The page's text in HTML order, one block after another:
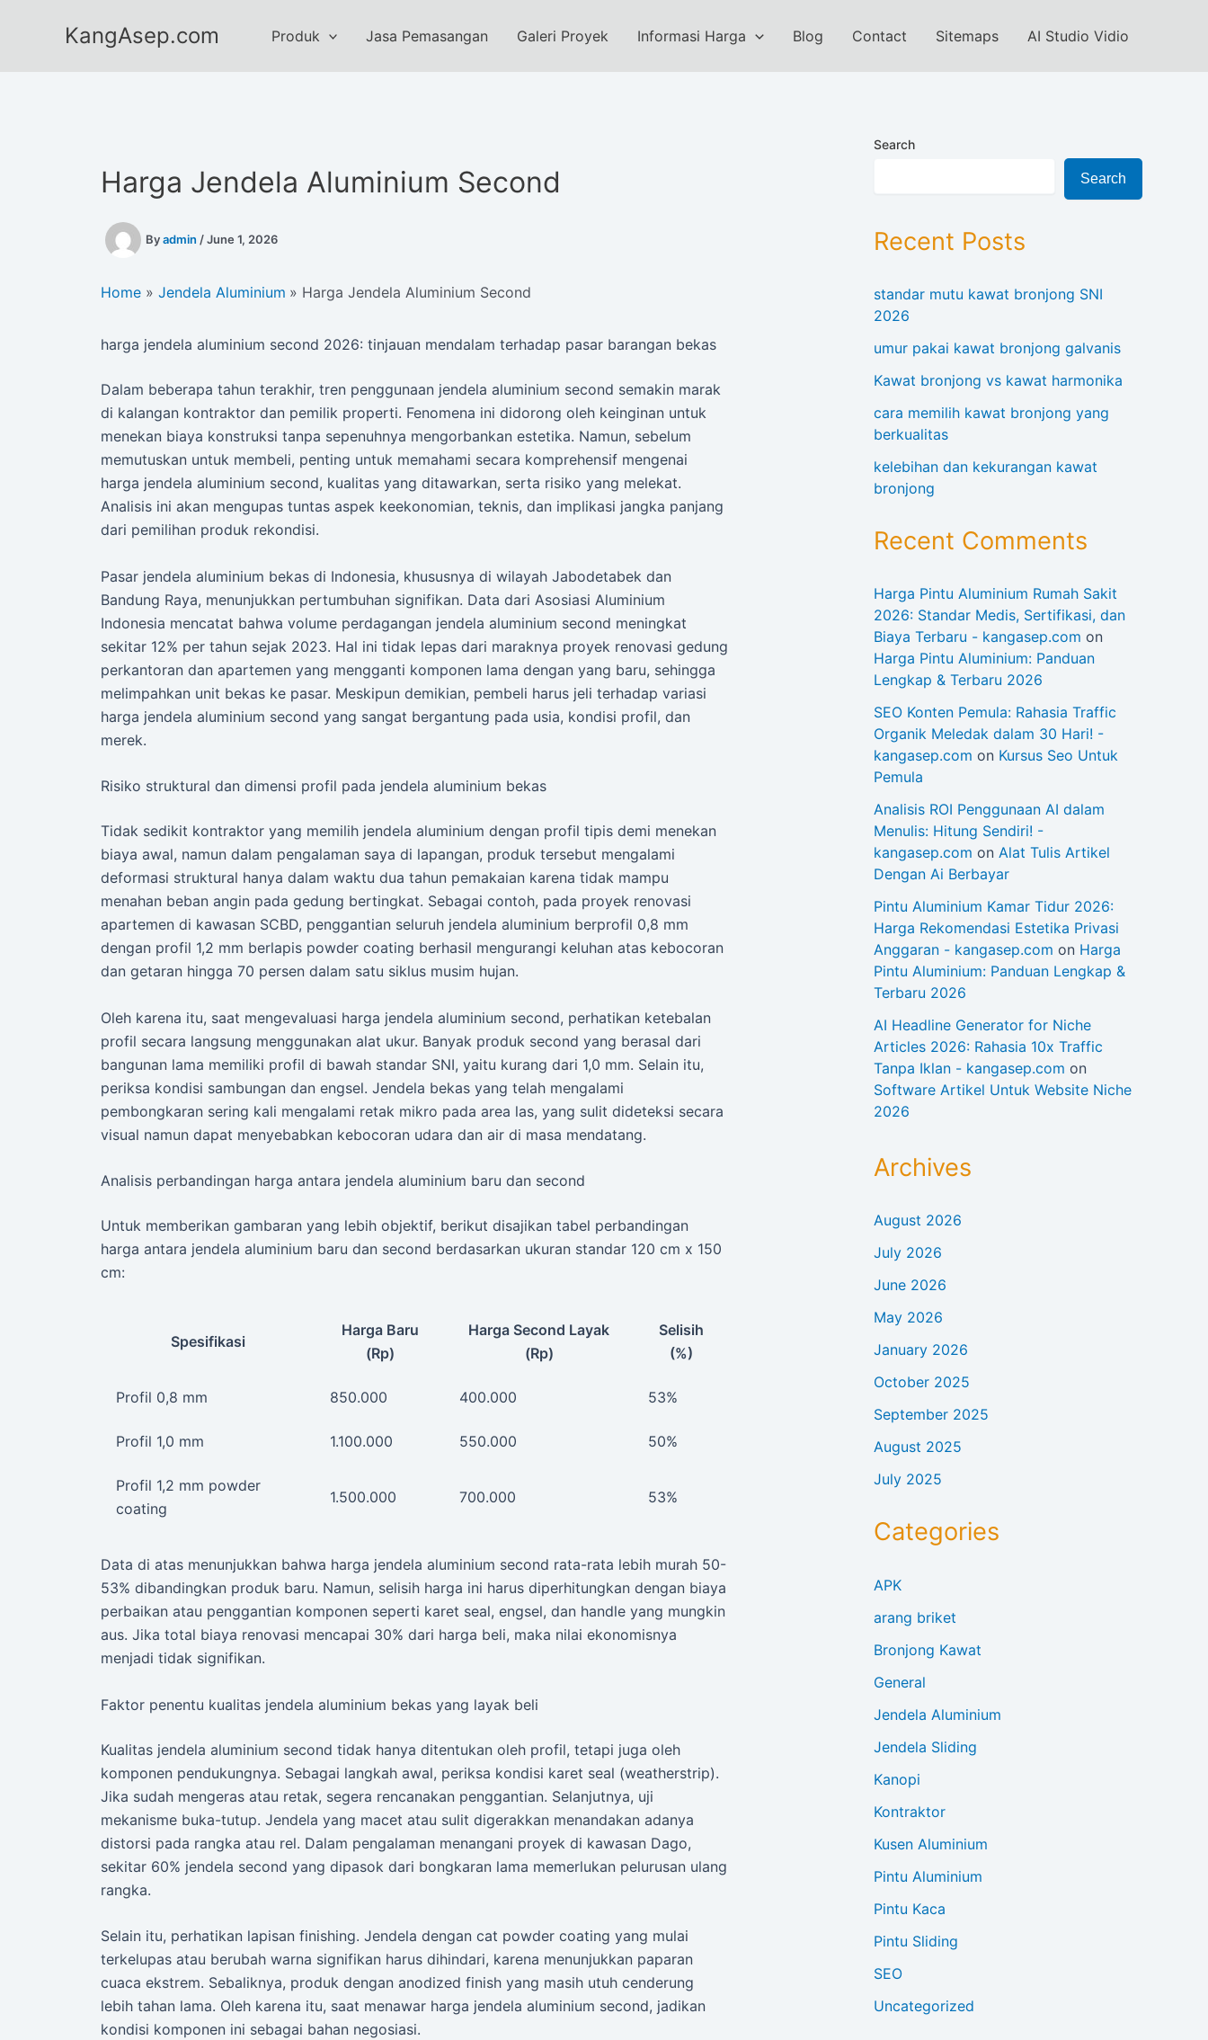
KangAsep.com Produk Jasa Pemasangan Galeri Proyek Informasi Harga Blog Contact Sitemaps AI Studio Vidio
Harga Jendela Aluminium Second
Byadmin /June 1, 2026
Home Jendela Aluminium Harga Jendela Aluminium Second
harga jendela aluminium second 2026: tinjauan mendalam terhadap pasar barangan bekas
Dalam beberapa tahun terakhir, tren penggunaan jendela aluminium second semakin marak
di kalangan kontraktor dan pemilik properti. Fenomena ini didorong oleh keinginan untuk
menekan biaya konstruksi tanpa sepenuhnya mengorbankan estetika. Namun, sebelum
memutuskan untuk membeli, penting untuk memahami secara komprehensif mengenai
harga jendela aluminium second, kualitas yang ditawarkan, serta risiko yang melekat.
Analisis ini akan mengupas tuntas aspek keekonomian, teknis, dan implikasi jangka panjang
dari pemilihan produk rekondisi.
Pasar jendela aluminium bekas di Indonesia, khususnya di wilayah Jabodetabek dan
Bandung Raya, menunjukkan pertumbuhan signifikan. Data dari Asosiasi Aluminium
Indonesia mencatat bahwa volume perdagangan jendela aluminium second meningkat
sekitar 12% per tahun sejak 2023. Hal ini tidak lepas dari maraknya proyek renovasi gedung
perkantoran dan apartemen yang mengganti komponen lama dengan yang baru, sehingga
melimpahkan unit bekas ke pasar. Meskipun demikian, pembeli harus jeli terhadap variasi
harga jendela aluminium second yang sangat bergantung pada usia, kondisi profil, dan
merek.
Risiko struktural dan dimensi profil pada jendela aluminium bekas
Tidak sedikit kontraktor yang memilih jendela aluminium dengan profil tipis demi menekan
biaya awal, namun dalam pengalaman saya di lapangan, produk tersebut mengalami
deformasi struktural hanya dalam waktu dua tahun pemakaian karena tidak mampu
menahan beban angin pada gedung bertingkat. Sebagai contoh, pada proyek renovasi
apartemen di kawasan SCBD, penggantian seluruh jendela aluminium berprofil 0,8 mm
dengan profil 1,2 mm berlapis powder coating berhasil mengurangi keluhan atas kebocoran
dan getaran hingga 70 persen dalam satu siklus musim hujan.
Oleh karena itu, saat mengevaluasi harga jendela aluminium second, perhatikan ketebalan
profil secara langsung menggunakan alat ukur. Banyak produk second yang berasal dari
bangunan lama memiliki profil di bawah standar SNI, yaitu kurang dari 1,0 mm. Selain itu,
periksa kondisi sambungan dan engsel. Jendela bekas yang telah mengalami
pembongkaran sering kali mengalami retak mikro pada area las, yang sulit dideteksi secara
visual namun dapat menyebabkan kebocoran udara dan air di masa mendatang.
Analisis perbandingan harga antara jendela aluminium baru dan second
Untuk memberikan gambaran yang lebih objektif, berikut disajikan tabel perbandingan
harga antara jendela aluminium baru dan second berdasarkan ukuran standar 120 cm x 150
cm:
Spesifikasi
Harga Baru
(Rp)
Harga Second Layak
(Rp)
Selisih
(%)
Profil 0,8 mm 850.000 400.000 53%
Profil 1,0 mm 1.100.000 550.000 50%
Profil 1,2 mm powder
coating
1.500.000 700.000 53%
Data di atas menunjukkan bahwa harga jendela aluminium second rata-rata lebih murah 50-
53% dibandingkan produk baru. Namun, selisih harga ini harus diperhitungkan dengan biaya
perbaikan atau penggantian komponen seperti karet seal, engsel, dan handle yang mungkin
aus. Jika total biaya renovasi mencapai 30% dari harga beli, maka nilai ekonomisnya
menjadi tidak signifikan.
Faktor penentu kualitas jendela aluminium bekas yang layak beli
Kualitas jendela aluminium second tidak hanya ditentukan oleh profil, tetapi juga oleh
komponen pendukungnya. Sebagai langkah awal, periksa kondisi karet seal (weatherstrip).
Jika sudah mengeras atau retak, segera rencanakan penggantian. Selanjutnya, uji
mekanisme buka-tutup. Jendela yang macet atau sulit digerakkan menandakan adanya
distorsi pada rangka atau rel. Dalam pengalaman menangani proyek di kawasan Dago,
sekitar 60% jendela second yang dipasok dari bongkaran lama memerlukan pelurusan ulang
rangka.
Selain itu, perhatikan lapisan finishing. Jendela dengan cat powder coating yang mulai
terkelupas atau berubah warna signifikan harus dihindari, karena menunjukkan paparan
cuaca ekstrem. Sebaliknya, produk dengan anodized finish yang masih utuh cenderung
lebih tahan lama. Oleh karena itu, saat menawar harga jendela aluminium second, jadikan
kondisi komponen ini sebagai bahan negosiasi.
Search
Search
Recent Posts
standar mutu kawat bronjong SNI
2026
umur pakai kawat bronjong galvanis
Kawat bronjong vs kawat harmonika
cara memilih kawat bronjong yang
berkualitas
kelebihan dan kekurangan kawat
bronjong
Recent Comments
Harga Pintu Aluminium Rumah Sakit
2026: Standar Medis, Sertifikasi, dan
Biaya Terbaru - kangasep.com on
Harga Pintu Aluminium: Panduan
Lengkap & Terbaru 2026
SEO Konten Pemula: Rahasia Traffic
Organik Meledak dalam 30 Hari! -
kangasep.com on Kursus Seo Untuk
Pemula
Analisis ROI Penggunaan AI dalam
Menulis: Hitung Sendiri! -
kangasep.com on Alat Tulis Artikel
Dengan Ai Berbayar
Pintu Aluminium Kamar Tidur 2026:
Harga Rekomendasi Estetika Privasi
Anggaran - kangasep.com on Harga
Pintu Aluminium: Panduan Lengkap &
Terbaru 2026
AI Headline Generator for Niche
Articles 2026: Rahasia 10x Traffic
Tanpa Iklan - kangasep.com on
Software Artikel Untuk Website Niche
2026
Archives
August 2026
July 2026
June 2026
May 2026
January 2026
October 2025
September 2025
August 2025
July 2025
Categories
APK
arang briket
Bronjong Kawat
General
Jendela Aluminium
Jendela Sliding
Kanopi
Kontraktor
Kusen Aluminium
Pintu Aluminium
Pintu Kaca
Pintu Sliding
SEO
Uncategorized